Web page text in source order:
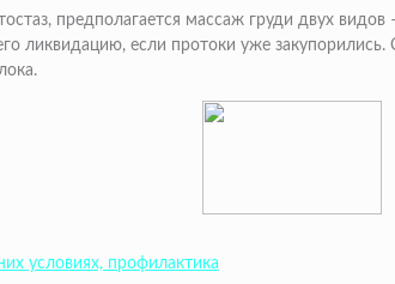
предполагается массаж груди двух
ликвидацию, если протоки уже
условиях, профилактика